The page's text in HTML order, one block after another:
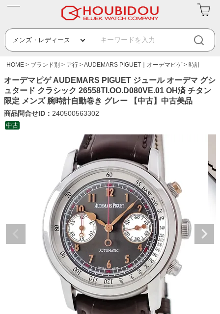
HOME ブランド別 ア行 AUDEMARS PIGUET｜オーデマピゲ 時計
オーデマピゲ AUDEMARS PIGUET ジュール オーデマ グシ
ュタード クラシック 26558TI.OO.D080VE.01 OH済 チタン
限定 メンズ 腕時計自動巻き グレー 【中古】中古美品
商品問合せID： 240500563302
中古